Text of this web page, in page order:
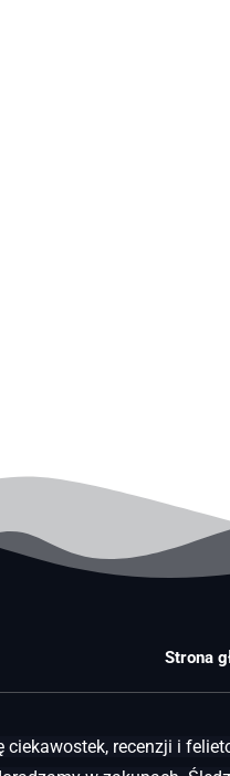
Strona
recenzji i